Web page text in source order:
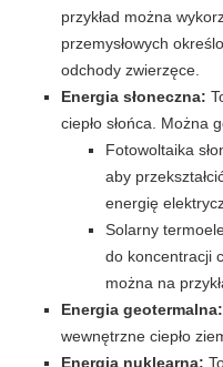
przykład można
przemysłowych
odchody zwierzęce.
Energia słoneczna:
ciepło słońca. Można
Fotowoltaika
aby
energię
Solarny
do koncentracji
można na
Energia geotermalna:
wewnętrzne ciepło
Energia nuklearna: